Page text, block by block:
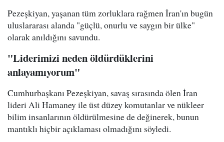
Pezeşkiyan, yaşanan tüm zorluklara rağmen İran'ın bugün
uluslararası alanda "güçlü, onurlu ve saygın bir ülke"
olarak anıldığını savundu.
"Liderimizi neden öldürdüklerini
anlayamıyorum"
Cumhurbaşkanı Pezeşkiyan, savaş sırasında ölen İran
lideri Ali Hamaney ile üst düzey komutanlar ve nükleer
bilim insanlarının öldürülmesine de değinerek, bunun
mantıklı hiçbir açıklaması olmadığını söyledi.